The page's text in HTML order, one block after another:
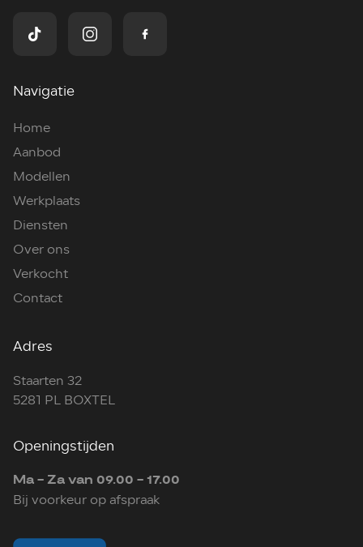
Navigatie
Home
Aanbod
Modellen
Werkplaats
Diensten
Over ons
Verkocht
Contact
Adres
Staarten 32
5281 PL BOXTEL
Openingstijden
Ma - Za van 09.00 - 17.00
Bij voorkeur op afspraak